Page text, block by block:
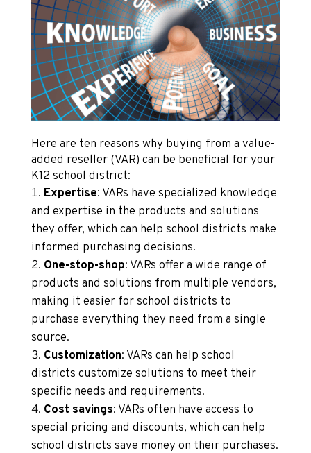
Here are ten reasons why buying from a value-
added reseller (VAR) can be beneficial for your
K12 school district:
Expertise: VARs have specialized knowledge
and expertise in the products and solutions
they offer, which can help school districts make
informed purchasing decisions.
One-stop-shop: VARs offer a wide range of
products and solutions from multiple vendors,
making it easier for school districts to
purchase everything they need from a single
source.
Customization: VARs can help school
districts customize solutions to meet their
specific needs and requirements.
Cost savings: VARs often have access to
special pricing and discounts, which can help
school districts save money on their purchases.